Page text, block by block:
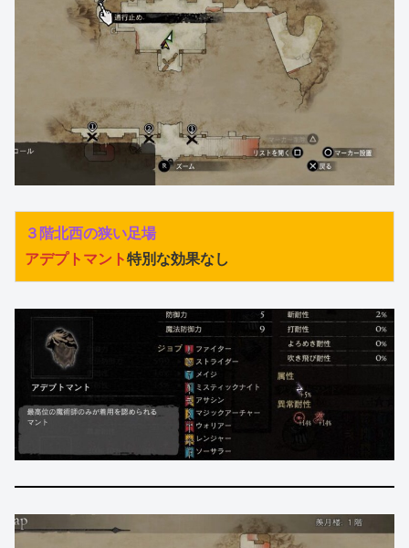
３階北西の狭い足場
アデプトマント特別な効果なし